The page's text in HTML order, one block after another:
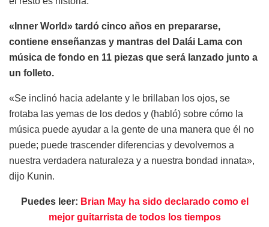
«Inner World» tardó cinco años en prepararse,
contiene enseñanzas y mantras del Dalái Lama con
música de fondo en 11 piezas que será lanzado junto a
un folleto.
«Se inclinó hacia adelante y le brillaban los ojos, se
frotaba las yemas de los dedos y (habló) sobre cómo la
música puede ayudar a la gente de una manera que él no
puede; puede trascender diferencias y devolvernos a
nuestra verdadera naturaleza y a nuestra bondad innata»,
dijo Kunin.
Puedes leer: Brian May ha sido declarado como el
mejor guitarrista de todos los tiempos